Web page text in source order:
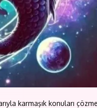
karmaşık konuları